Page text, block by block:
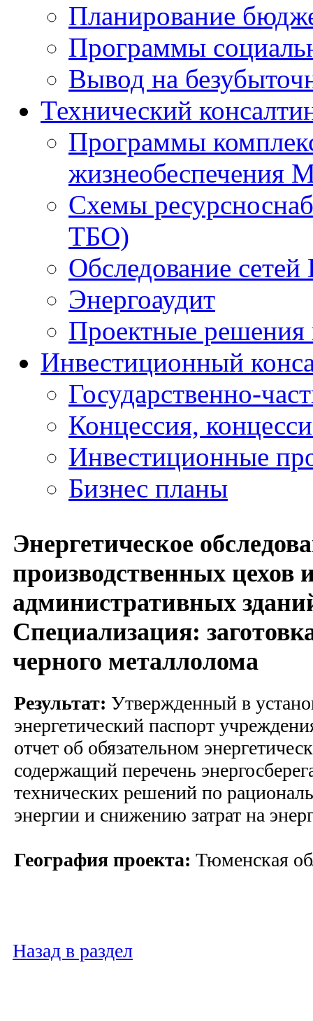
Планирование
Программы
Вывод на
Технический
Программы
жизнеобеспечения
Схемы
ТБО)
Обследование
Энергоаудит
Проектные решения
Инвестиционный
Государственно-
Концессия,
Инвестиционные
Бизнес планы
Энергетическое
производственных цехов
административных
Специализация:
черного металлолома
Результат: Утвержденный в
энергетический паспорт
отчет об обязательном
содержащий перечень
технических решений по
энергии и снижению затрат на
География проекта: Тюменская
Назад в раздел